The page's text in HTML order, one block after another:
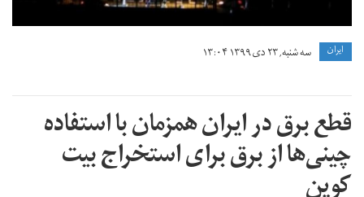
ايران سه شنبه, ۲۳ دی ۱۳۹۹ ۱۳:۰۴
قطع برق در ایران همزمان با استفاده
چینی‌ها از برق برای استخراج بیت